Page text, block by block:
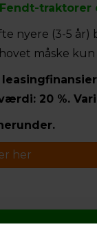
nyere (3-5
måske kun
20 %.
her